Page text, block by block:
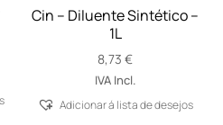
Cin – Diluente Sintético –
1L
8,73€
IVA Incl.
Adicionar á lista de desejos